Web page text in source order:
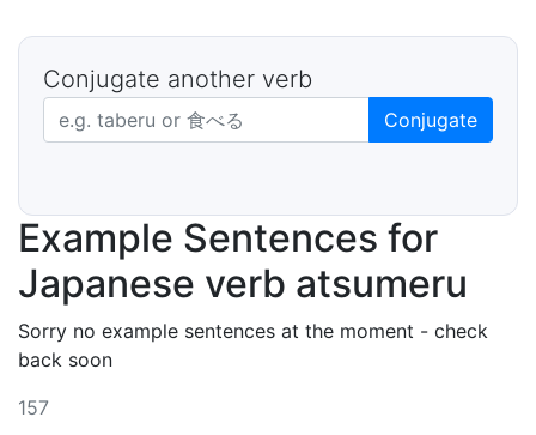
Conjugate another verb
Japanese verb in dictionary form Conjugate
Example Sentences for
Japanese verb atsumeru
Sorry no example sentences at the moment - check
back soon
157